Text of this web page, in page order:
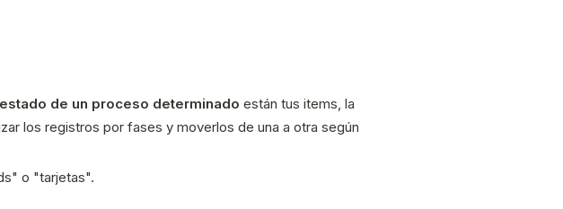
de un proceso determinado están tus items, la
los registros por fases y moverlos de una a otra según
o "tarjetas".